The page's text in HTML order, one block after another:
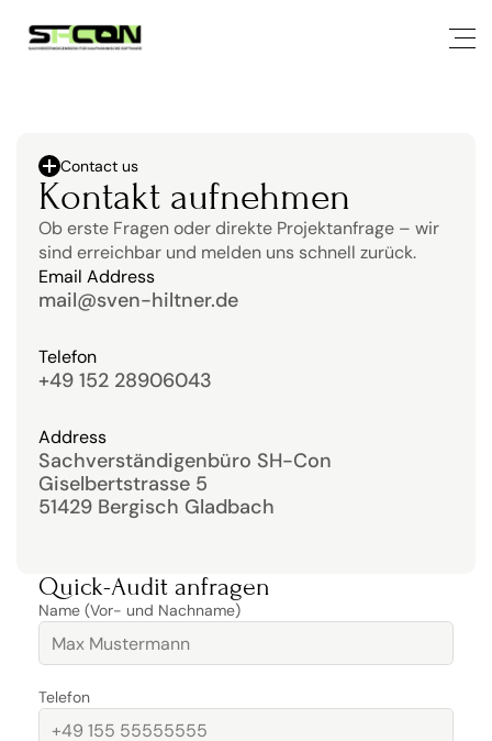
Contact us
Kontakt aufnehmen
Ob erste Fragen oder direkte Projektanfrage – wir
sind erreichbar und melden uns schnell zurück.
Email Address
mail@sven-hiltner.de
Telefon
+49 152 28906043
Address
Sachverständigenbüro SH-Con
Giselbertstrasse 5
51429 Bergisch Gladbach
Quick-Audit anfragen
Name (Vor- und Nachname)
Telefon